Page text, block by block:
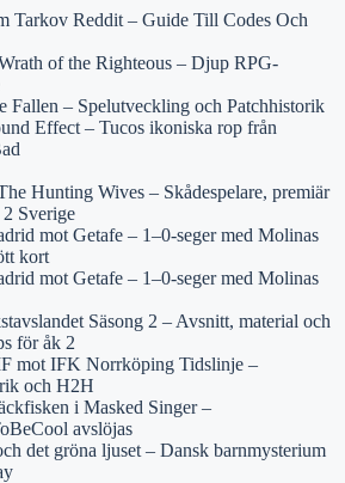
Tarkov Reddit – Guide Till Codes Och
of the Righteous – Djup RPG-
Fallen – Spelutveckling och Patchhistorik
Effect – Tucos ikoniska rop från
Hunting Wives – Skådespelare, premiär
2 Sverige
mot Getafe – 1–0-seger med Molinas
kort
mot Getafe – 1–0-seger med Molinas
Säsong 2 – Avsnitt, material och
för åk 2
mot IFK Norrköping Tidslinje –
och H2H
i Masked Singer –
avslöjas
det gröna ljuset – Dansk barnmysterium